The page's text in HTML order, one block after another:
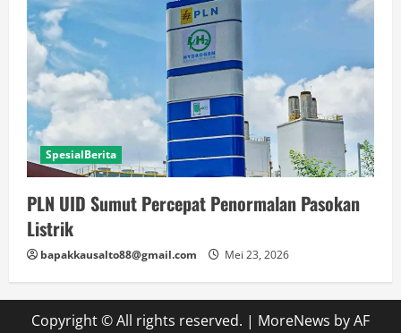
SpesialBerita
PLN UID Sumut Percepat Penormalan Pasokan
Listrik
bapakkausalto88@gmail.com Mei 23, 2026
Copyright © All rights reserved. | MoreNews by AF